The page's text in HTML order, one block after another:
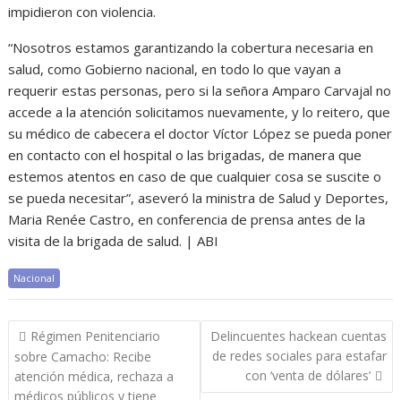
impidieron con violencia.
“Nosotros estamos garantizando la cobertura necesaria en
salud, como Gobierno nacional, en todo lo que vayan a
requerir estas personas, pero si la señora Amparo Carvajal no
accede a la atención solicitamos nuevamente, y lo reitero, que
su médico de cabecera el doctor Víctor López se pueda poner
en contacto con el hospital o las brigadas, de manera que
estemos atentos en caso de que cualquier cosa se suscite o
se pueda necesitar”, aseveró la ministra de Salud y Deportes,
Maria Renée Castro, en conferencia de prensa antes de la
visita de la brigada de salud. | ABI
Nacional
Navegación
de
entradas
Régimen Penitenciario
sobre Camacho: Recibe
atención médica, rechaza a
médicos públicos y tiene
Delincuentes hackean cuentas
de redes sociales para estafar
con ‘venta de dólares’